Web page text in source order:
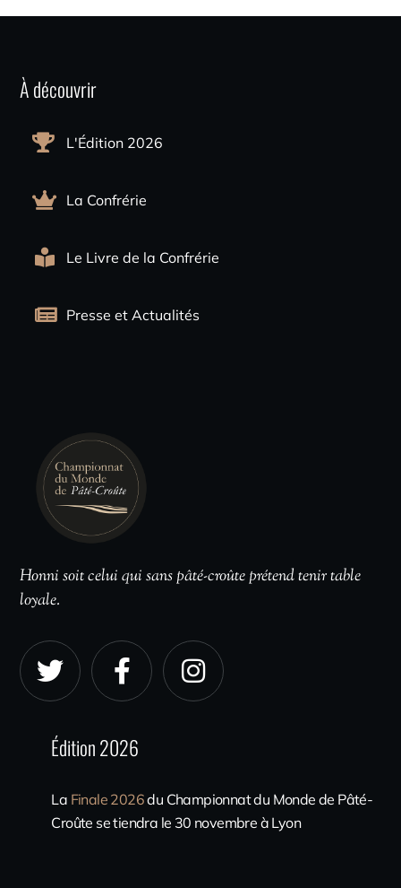
À découvrir
L'Édition 2026
La Confrérie
Le Livre de la Confrérie
Presse et Actualités
Honni soit celui qui sans pâté-croûte prétend tenir table
loyale.
Édition 2026
La Finale 2026du Championnat du Monde de Pâté-
Croûte se tiendra le 30 novembre à Lyon